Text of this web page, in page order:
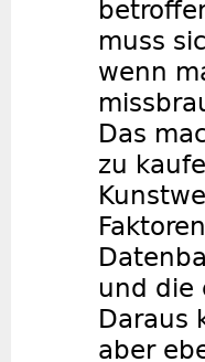
muss
wenn
Das
zu
und die
Daraus
aber